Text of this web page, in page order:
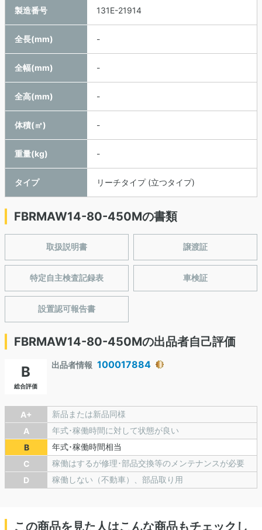
製造番号 131E-21914
全長(mm) -
全幅(mm) -
全高(mm) -
体積(㎥) -
重量(kg) -
タイプ リーチタイプ (立つタイプ)
FBRMAW14-80-450Mの書類
取扱説明書 譲渡証
特定自主検査記録表 車検証
設置認可報告書
FBRMAW14-80-450Mの出品者自己評価
B
総合評価
出品者情報 100017884
A+
新品または新品同様
A
年式･稼働時間に対して状態が良い
B
年式･稼働時間相当
C
稼働はするが修理･部品交換等のメンテナンスが必要
D
稼働しない（不動車）、部品取り用
この商品を見た人はこんな商品もチェックし